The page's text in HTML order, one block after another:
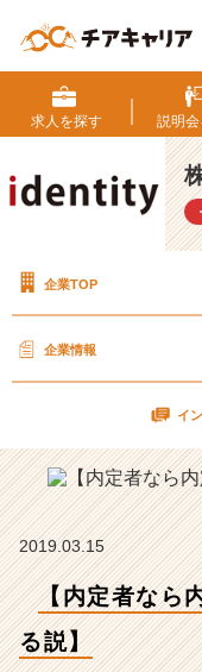
求人を探す 説明会
企業TOP
企業情報
イ
2019.03.15
【内定者なら
る説】